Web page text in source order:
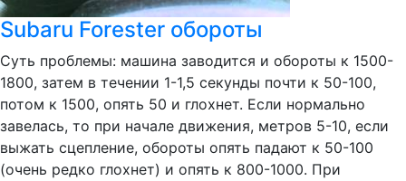
Subaru Forester обороты
Суть проблемы: машина заводится и обороты к 1500-
1800, затем в течении 1-1,5 секунды почти к 50-100,
потом к 1500, опять 50 и глохнет. Если нормально
завелась, то при начале движения, метров 5-10, если
выжать сцепление, обороты опять падают к 50-100
(очень редко глохнет) и опять к 800-1000. При